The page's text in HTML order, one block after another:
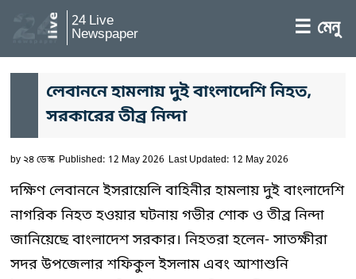
24 Live
Newspaper ☰ মেনু
লেবাননে হামলায় দুই বাংলাদেশি নিহত,
সরকারের তীব্র নিন্দা
by২৪ ডেস্ক Published: 12 May 2026 Last Updated: 12 May 2026
দক্ষিণ লেবাননে ইসরায়েলি বাহিনীর হামলায় দুই বাংলাদেশি
নাগরিক নিহত হওয়ার ঘটনায় গভীর শোক ও তীব্র নিন্দা
জানিয়েছে বাংলাদেশ সরকার। নিহতরা হলেন- সাতক্ষীরা
সদর উপজেলার শফিকুল ইসলাম এবং আশাশুনি